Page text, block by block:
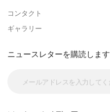
コンタクト
ギャラリー
ニュースレターを購読します